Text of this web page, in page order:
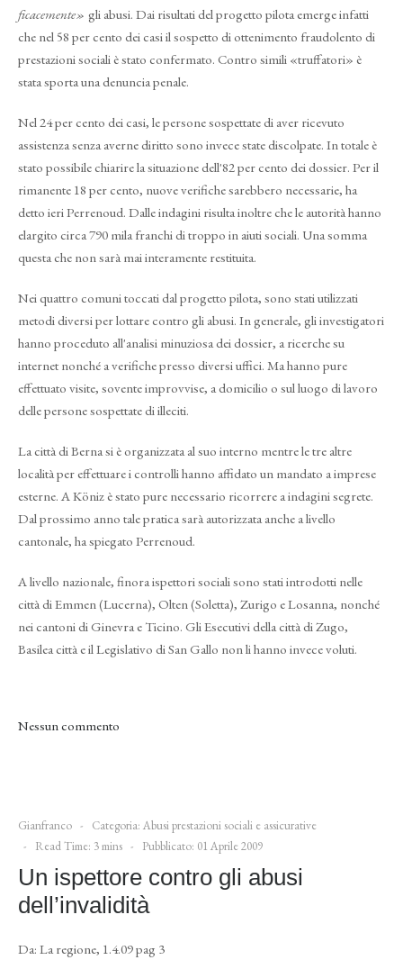
ficacemente» gli abusi. Dai risultati del progetto pilota emerge infatti
che nel 58 per cento dei casi il sospetto di ottenimento fraudolento di
prestazioni sociali è stato confermato. Contro simili «truffatori» è
stata sporta una denuncia penale.
Nel 24 per cento dei casi, le persone sospettate di aver ricevuto
assistenza senza averne diritto sono invece state discolpate. In totale è
stato possibile chiarire la situazione dell'82 per cento dei dossier. Per il
rimanente 18 per cento, nuove verifiche sarebbero necessarie, ha
detto ieri Perrenoud. Dalle indagini risulta inoltre che le autorità hanno
elargito circa 790 mila franchi di troppo in aiuti sociali. Una somma
questa che non sarà mai interamente restituita.
Nei quattro comuni toccati dal progetto pilota, sono stati utilizzati
metodi diversi per lottare contro gli abusi. In generale, gli investigatori
hanno proceduto all'analisi minuziosa dei dossier, a ricerche su
internet nonché a verifiche presso diversi uffici. Ma hanno pure
effettuato visite, sovente improvvise, a domicilio o sul luogo di lavoro
delle persone sospettate di illeciti.
La città di Berna si è organizzata al suo interno mentre le tre altre
località per effettuare i controlli hanno affidato un mandato a imprese
esterne. A Köniz è stato pure necessario ricorrere a indagini segrete.
Dal prossimo anno tale pratica sarà autorizzata anche a livello
cantonale, ha spiegato Perrenoud.
A livello nazionale, finora ispettori sociali sono stati introdotti nelle
città di Emmen (Lucerna), Olten (Soletta), Zurigo e Losanna, nonché
nei cantoni di Ginevra e Ticino. Gli Esecutivi della città di Zugo,
Basilea città e il Legislativo di San Gallo non li hanno invece voluti.
Nessun commento
Gianfranco Categoria: Abusi prestazioni sociali e assicurative
Read Time: 3 mins
Pubblicato: 01 Aprile 2009
Un ispettore contro gli abusi
dell’invalidità
Da: La regione, 1.4.09 pag 3